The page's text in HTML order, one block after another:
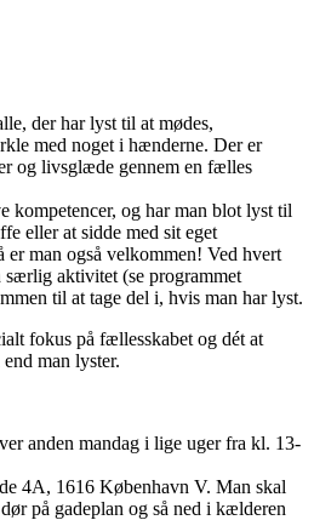
der har lyst til at mødes,
med noget i hænderne. Der er
og livsglæde gennem en fælles
kompetencer, og har man blot lyst til
eller at sidde med sit eget
er man også velkommen! Ved hvert
aktivitet (se programmet
til at tage del i, hvis man har lyst.
fokus på fællesskabet og dét at
man lyster.
anden mandag i lige uger fra kl. 13-
4A, 1616 København V. Man skal
på gadeplan og så ned i kælderen